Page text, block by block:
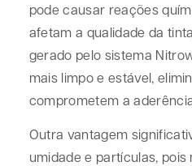
pode causar reações
afetam a qualidade da
gerado pelo sistema
mais limpo e estável,
comprometem a
Outra vantagem
umidade e partículas,